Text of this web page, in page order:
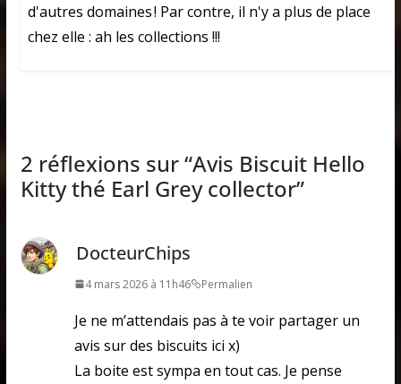
d'autres domaines ! Par contre, il n'y a plus de place
chez elle : ah les collections !!!
2 réflexions sur “Avis Biscuit Hello
Kitty thé Earl Grey collector”
DocteurChips
4 mars 2026 à 11h46 Permalien
Je ne m’attendais pas à te voir partager un
avis sur des biscuits ici x)
La boite est sympa en tout cas. Je pense